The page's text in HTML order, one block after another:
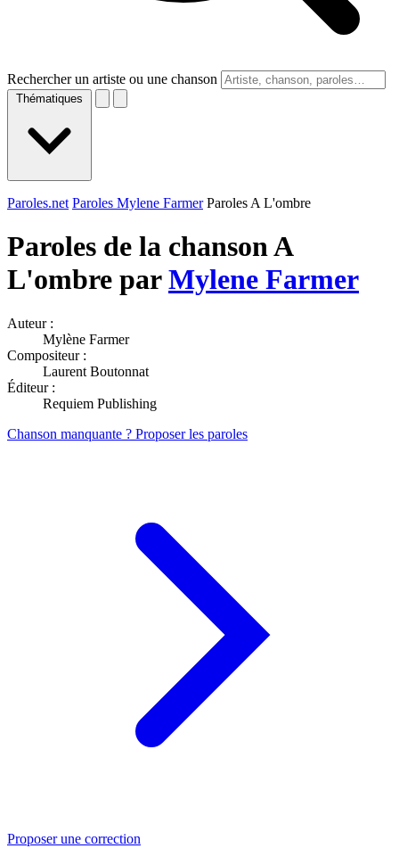
Rechercher un artiste ou une chanson
Thématiques
Paroles.net Paroles Mylene Farmer Paroles A L'ombre
Paroles de la chanson A
L'ombre parMylene Farmer
Auteur :
Mylène Farmer
Compositeur :
Laurent Boutonnat
Éditeur :
Requiem Publishing
Chanson manquante ? Proposer les paroles
Proposer une correction